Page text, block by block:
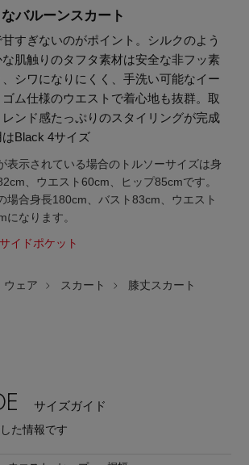
レンドが交差する16の名品
バルーンスカート
すぎないのがポイント。シルクのよう
肌触りのタフタ素材は安全な非フッ素
シワになりにくく、手洗い可能なイー
ム仕様のウエストで着心地も抜群。取
ンド感たっぷりのスタイリングが完成
Black 4サイズ
表示されている場合のトルソーサイズは身
、ウエスト60cm、ヒップ85cmです。
場合身長180cm、バスト83cm、ウエスト
なります。
イドポケット
ウェア スカート 膝丈スカート
サイズガイド
た情報です